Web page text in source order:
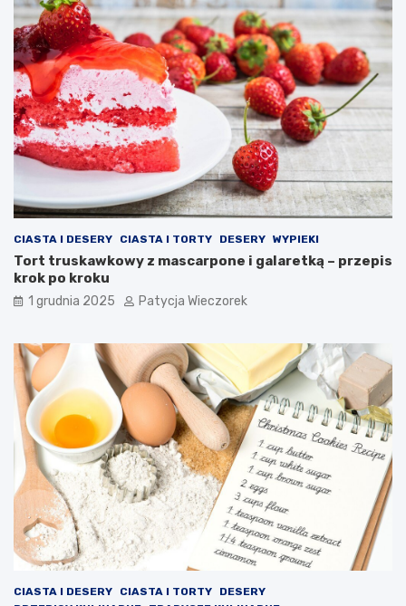
CIASTA I DESERY CIASTA I TORTY DESERY WYPIEKI
Tort truskawkowy z mascarpone i galaretką – przepis
krok po kroku
1 grudnia 2025 Patycja Wieczorek
CIASTA I DESERY CIASTA I TORTY
DESERY